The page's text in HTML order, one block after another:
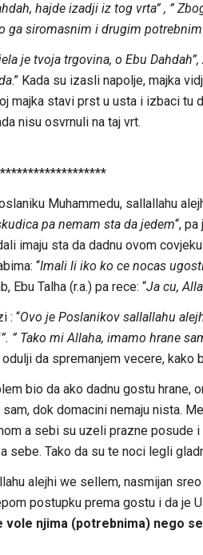
hajde izadji iz tog vrta” , ”
ga siromasnim i drugim potrebnim
je tvoja trgovina, o Ebu
.” Kada su izasli napolje, majka
majka stavi prst u usta i izbaci tu
nisu osvrnuli na taj vrt.
Muhammedu, sallallahu
pa nemam sta da jedem“,
imaju sta da dadnu ovom
“Imali li iko ko ce nocas
Ebu Talha (r.a.) pa rece: “Ja cu,
: “Ovo je Poslanikov sallallahu
” Tako mi Allaha, imamo hrane
da spremanjem vecere, kako
bio da ako dadnu gostu hrane,
dok domacini nemaju nista.
a sebi su uzeli prazne posude
sebe. Tako da su te noci legli
alejhi we sellem, nasmijan
postupku prema gostu i da je
vole njima (potrebnima) nego